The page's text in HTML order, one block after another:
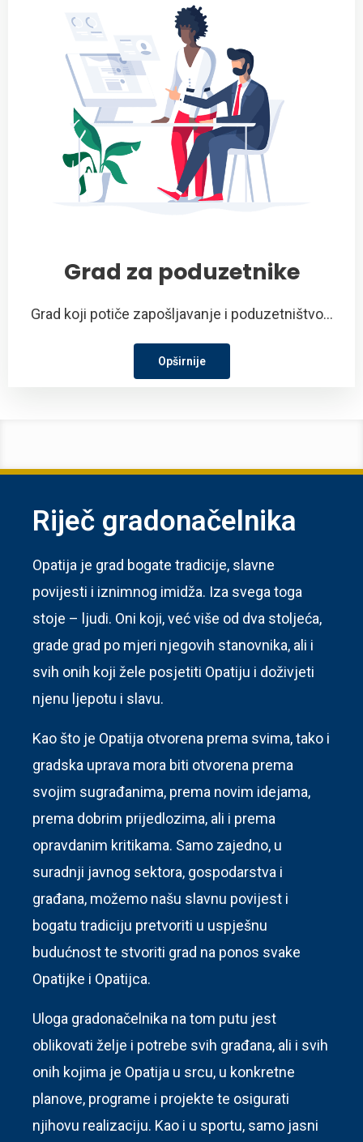
Grad za poduzetnike
Grad koji potiče zapošljavanje i poduzetništvo...
Opširnije
Riječ gradonačelnika
Opatija je grad bogate tradicije, slavne
povijesti i iznimnog imidža. Iza svega toga
stoje – ljudi. Oni koji, već više od dva stoljeća,
grade grad po mjeri njegovih stanovnika, ali i
svih onih koji žele posjetiti Opatiju i doživjeti
njenu ljepotu i slavu.
Kao što je Opatija otvorena prema svima, tako i
gradska uprava mora biti otvorena prema
svojim sugrađanima, prema novim idejama,
prema dobrim prijedlozima, ali i prema
opravdanim kritikama. Samo zajedno, u
suradnji javnog sektora, gospodarstva i
građana, možemo našu slavnu povijest i
bogatu tradiciju pretvoriti u uspješnu
budućnost te stvoriti grad na ponos svake
Opatijke i Opatijca.
Uloga gradonačelnika na tom putu jest
oblikovati želje i potrebe svih građana, ali i svih
onih kojima je Opatija u srcu, u konkretne
planove, programe i projekte te osigurati
njihovu realizaciju. Kao i u sportu, samo jasni